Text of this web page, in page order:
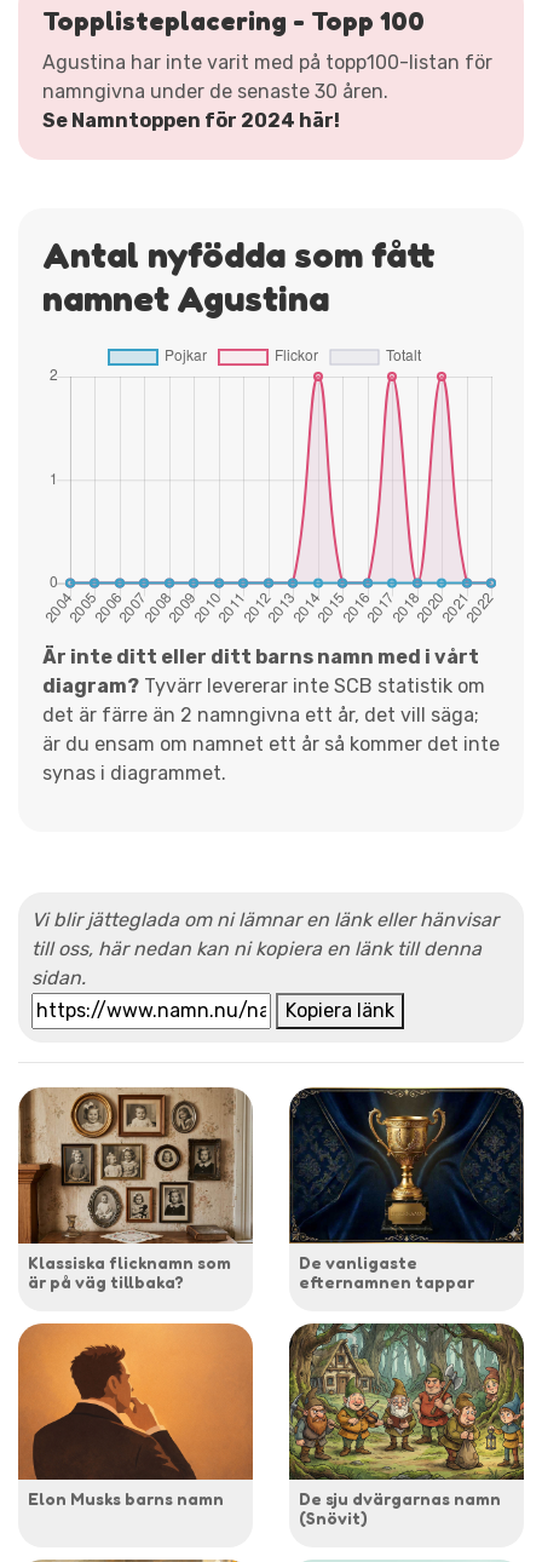
Topplisteplacering - Topp 100
Agustina har inte varit med på topp100-listan för
namngivna under de senaste 30 åren.
Se Namntoppen för 2024 här!
Antal nyfödda som fått
namnet Agustina
Är inte ditt eller ditt barns namn med i vårt
diagram? Tyvärr levererar inte SCB statistik om
det är färre än 2 namngivna ett år, det vill säga;
är du ensam om namnet ett år så kommer det inte
synas i diagrammet.
Vi blir jätteglada om ni lämnar en länk eller hänvisar
till oss, här nedan kan ni kopiera en länk till denna
sidan.
Kopiera länk
Klassiska flicknamn som
är på väg tillbaka?
De vanligaste
efternamnen tappar
Elon Musks barns namn
De sju dvärgarnas namn
(Snövit)